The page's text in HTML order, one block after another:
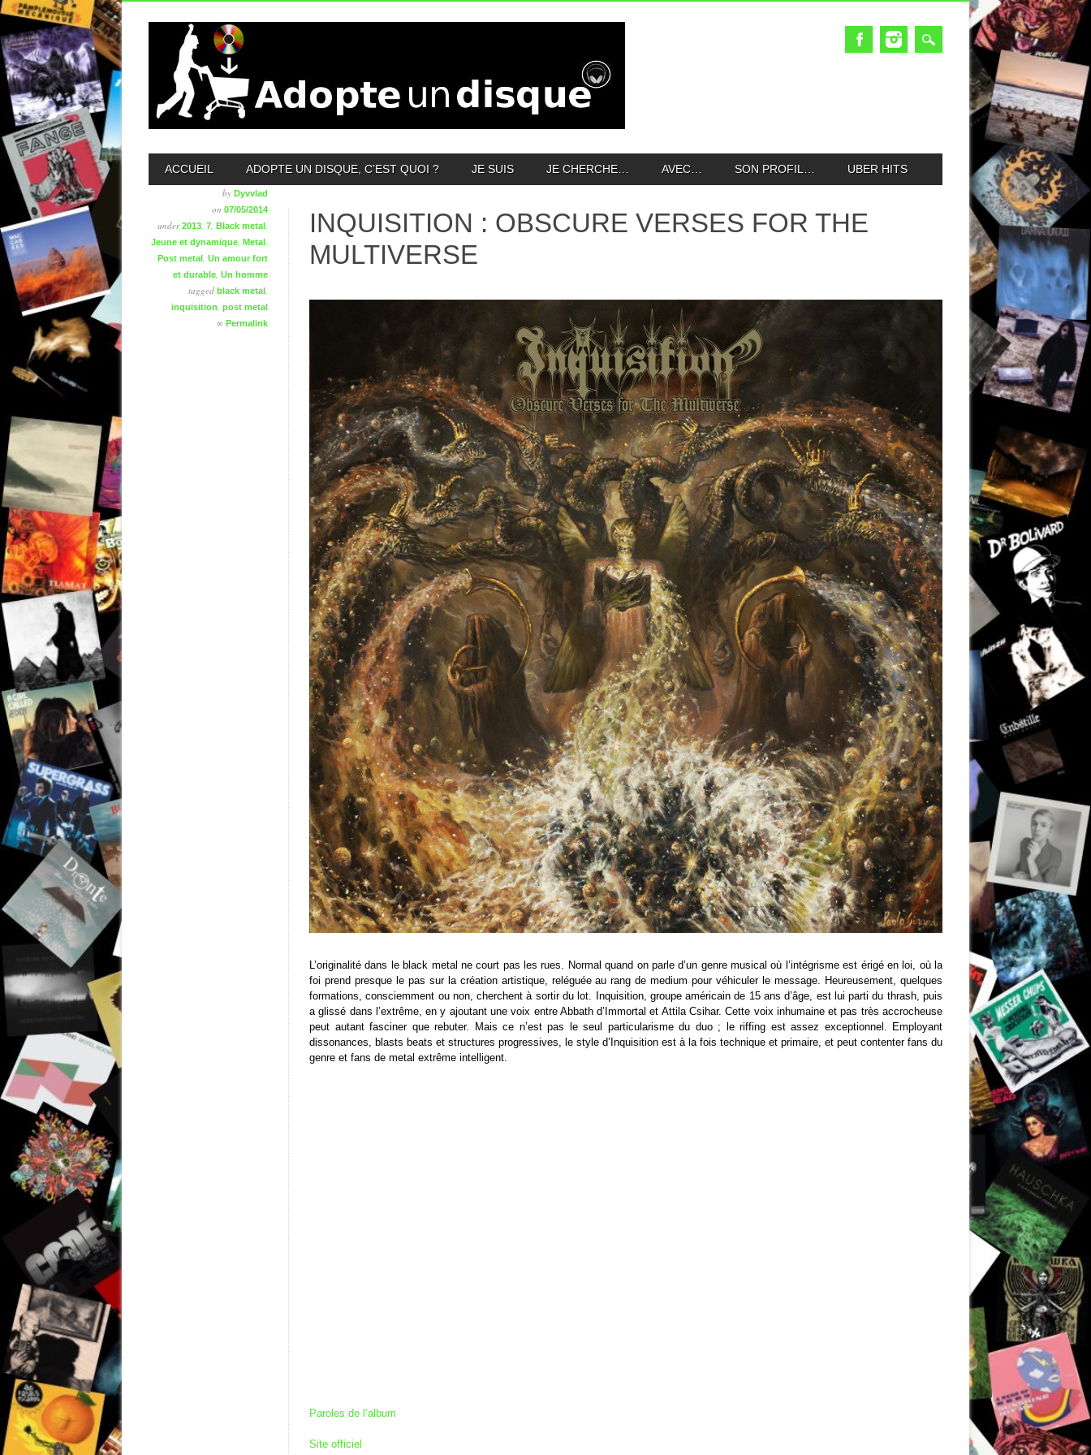
MAIN MENU
ACCUEIL ADOPTE UN DISQUE, C’EST QUOI ? JE SUIS JE CHERCHE… AVEC… SON PROFIL… UBER HITS
by Dyvvlad
on 07/05/2014
under2013 7 Black metal
Jeune et dynamique Metal
Post metal Un amour fort
et durable Un homme
tagged black metal
inquisition post metal
∞ Permalink
INQUISITION : OBSCURE VERSES FOR THE
MULTIVERSE
L’originalité dans le black metal ne court pas les rues. Normal quand on parle d’un genre musical où l’intégrisme est érigé en loi, où la
foi prend presque le pas sur la création artistique, reléguée au rang de medium pour véhiculer le message. Heureusement, quelques
formations, consciemment ou non, cherchent à sortir du lot. Inquisition, groupe américain de 15 ans d’âge, est lui parti du thrash, puis
a glissé dans l’extrême, en y ajoutant une voix entre Abbath d’Immortal et Attila Csihar. Cette voix inhumaine et pas très accrocheuse
peut autant fasciner que rebuter. Mais ce n’est pas le seul particularisme du duo ; le riffing est assez exceptionnel. Employant
dissonances, blasts beats et structures progressives, le style d’Inquisition est à la fois technique et primaire, et peut contenter fans du
genre et fans de metal extrême intelligent.
Paroles de l’album
Site officiel